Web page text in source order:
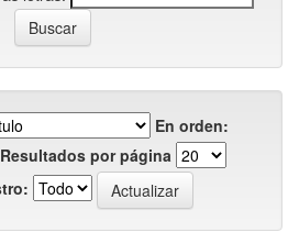
En orden:
Resultados por página